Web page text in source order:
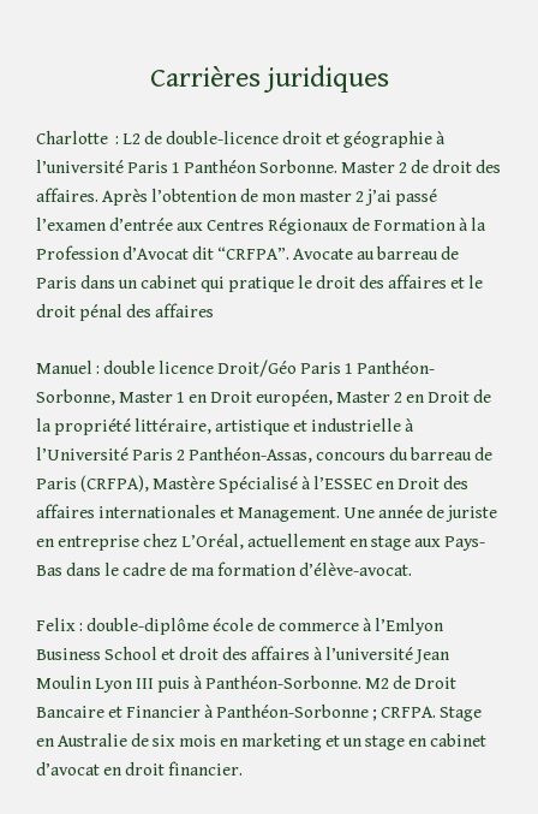
Carrières juridiques
Charlotte : L2 de double-licence droit et géographie à
l’université Paris 1 Panthéon Sorbonne. Master 2 de droit des
affaires. Après l’obtention de mon master 2 j’ai passé
l’examen d’entrée aux Centres Régionaux de Formation à la
Profession d’Avocat dit “CRFPA”. Avocate au barreau de
Paris dans un cabinet qui pratique le droit des affaires et le
droit pénal des affaires
Manuel : double licence Droit/Géo Paris 1 Panthéon-
Sorbonne, Master 1 en Droit européen, Master 2 en Droit de
la propriété littéraire, artistique et industrielle à
l’Université Paris 2 Panthéon-Assas, concours du barreau de
Paris (CRFPA), Mastère Spécialisé à l’ESSEC en Droit des
affaires internationales et Management. Une année de juriste
en entreprise chez L’Oréal, actuellement en stage aux Pays-
Bas dans le cadre de ma formation d’élève-avocat.
Felix : double-diplôme école de commerce à l’Emlyon
Business School et droit des affaires à l’université Jean
Moulin Lyon III puis à Panthéon-Sorbonne. M2 de Droit
Bancaire et Financier à Panthéon-Sorbonne ; CRFPA. Stage
en Australie de six mois en marketing et un stage en cabinet
d’avocat en droit financier.